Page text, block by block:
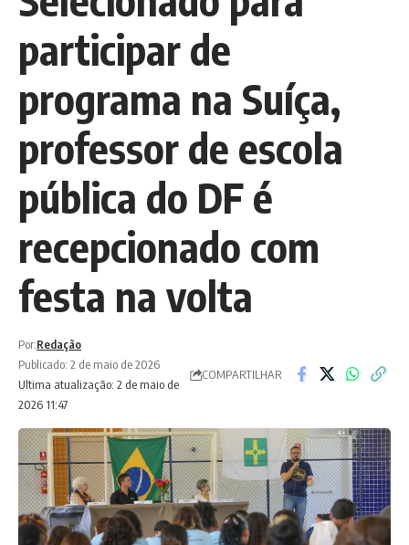
participar de
programa na Suíça,
professor de escola
pública do DF é
recepcionado com
festa na volta
Ultima atualização: 2 de maio de
2026 11:47
Por:Redação
Publicado: 2 de maio de 2026
COMPARTILHAR